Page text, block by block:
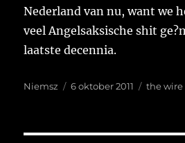
Nederland van nu, want we
veel Angelsaksische shit
laatste decennia.
Auteur
Niemsz
Geplaatst
6 oktober 2011 Tags
the wire